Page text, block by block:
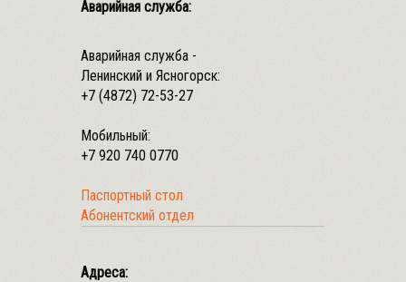
Аварийная служба:
Аварийная служба -
Ленинский и Ясногорск:
+7 (4872) 72-53-27
Мобильный:
+7 920 740 0770
Паспортный стол
Абонентский отдел
Адреса: